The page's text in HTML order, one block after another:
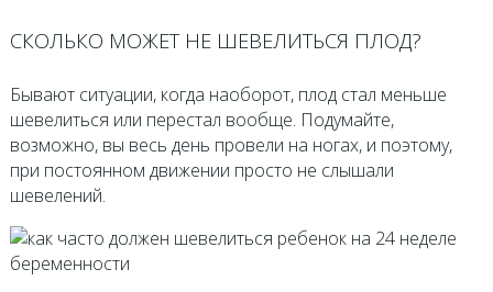
СКОЛЬКО МОЖЕТ НЕ ШЕВЕЛИТЬСЯ ПЛОД?
Бывают ситуации, когда наоборот, плод стал меньше
шевелиться или перестал вообще. Подумайте,
возможно, вы весь день провели на ногах, и поэтому,
при постоянном движении просто не слышали
шевелений.